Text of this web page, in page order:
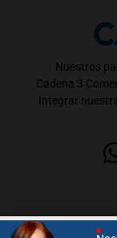
Nuestros
Cadena 3
Integrar